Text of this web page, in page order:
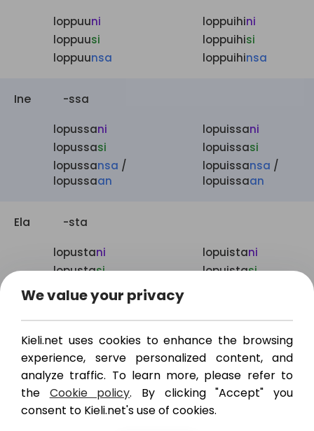
loppuuni
loppuusi
loppuunsa
loppuihini
loppuihisi
loppuihinsa
Ine -ssa
lopussani
lopussasi
lopussansa /
lopussaan
lopuissani
lopuissasi
lopuissansa /
lopuissaan
Ela -sta
lopustani
lopustasi
lopusta
lopustaan
lopuistani
lopuistasi
All -lle
lopulleni
lopulle si
lopullensa/ lopulleen
lopuille ni
lopuillesi
lopuille
We value your privacy
Kieli.net uses cookies to enhance the browsing
experience, serve personalized content, and
analyze traffic. To learn more, please refer to
the Cookie policy. By clicking "Accept" you
consent to Kieli.net's use of cookies.